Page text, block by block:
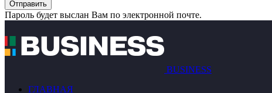
Пароль будет выслан Вам по электронной почте.
BUSINESS
ГЛАВНАЯ